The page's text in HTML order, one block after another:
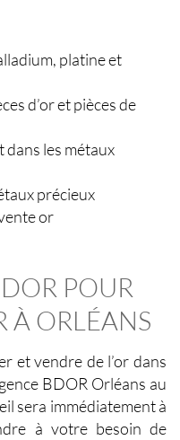
platine et
d’or et pièces de
dans les métaux
précieux
or
POUR
À ORLÉANS
et vendre de l’or dans
BDOR Orléans au
sera immédiatement à
à votre besoin de